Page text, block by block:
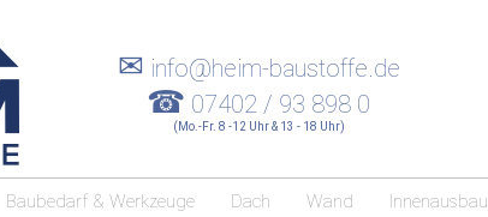
✉ info@heim-baustoffe.de
☎ 07402 / 93 898 0
(Mo.-Fr. 8 -12 Uhr & 13 - 18 Uhr)
Baubedarf & Werkzeuge Dach Wand Innenausbau